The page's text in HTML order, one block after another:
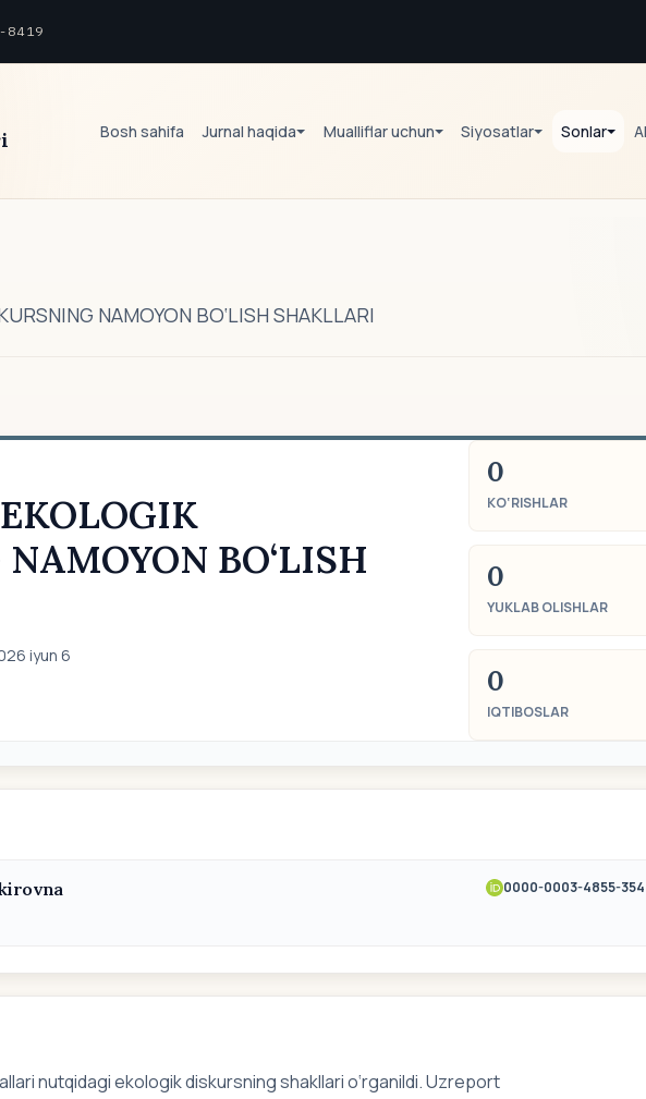
Bosh sahifa Jurnal haqida Mualliflar uchun Siyosatlar Sonlar
NAMOYON BO‘LISH SHAKLLARI
BO‘LISH
iyun 6
0
KO‘RISHLAR
0
YUKLAB OLISHLAR
0
IQTIBOSLAR
0000-0003-4855-
nutqidagi ekologik diskursning shakllari o‘rganildi. Uzreport